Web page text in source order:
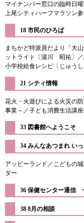
マイナンバー窓口の臨時日
上尾シティハーフマラソン
18 市民のひろば
まちかど特派員だより「大
ットライト〔湯川 昭祐〕／
小学校給食レシピ〔じゅうし
21 シティ情報
花火・火遊びによる火災の
事業～／子ども消費生活講
33 図書館へようこそ
​34 みんなあつまれ い
アッピーランド／こどもの
ダー
36 保健センター通信
38 8月の相談